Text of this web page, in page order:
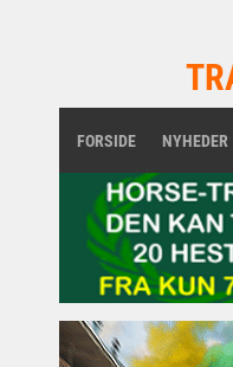
FORSIDE NYHEDER